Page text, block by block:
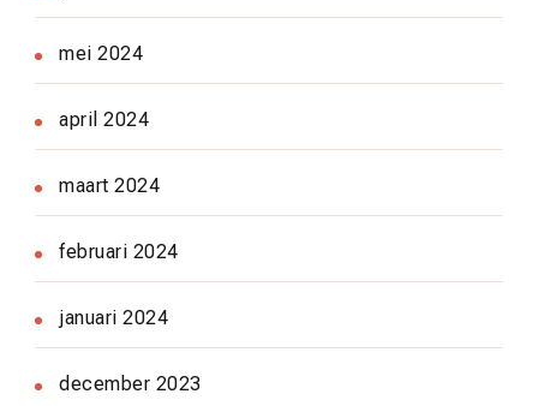
mei 2024
april 2024
maart 2024
februari 2024
januari 2024
december 2023